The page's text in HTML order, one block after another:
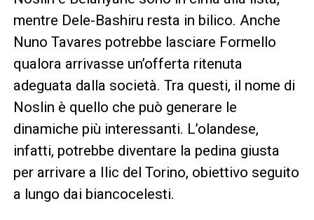
mentre Dele-Bashiru resta in bilico. Anche
Nuno Tavares potrebbe lasciare Formello
qualora arrivasse un’offerta ritenuta
adeguata dalla società. Tra questi, il nome di
Noslin è quello che può generare le
dinamiche più interessanti. L’olandese,
infatti, potrebbe diventare la pedina giusta
per arrivare a Ilic del Torino, obiettivo seguito
a lungo dai biancocelesti.